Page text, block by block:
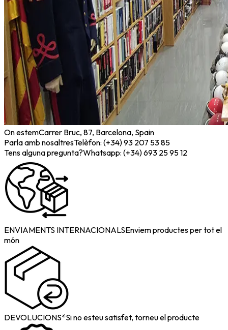
On estemCarrer Bruc, 87, Barcelona, Spain
Parla amb nosaltresTelèfon: (+34) 93 207 53 85
Tens alguna pregunta?Whatsapp: (+34) 693 25 95 12
ENVIAMENTS INTERNACIONALSEnviem productes per tot el
món
DEVOLUCIONS*Si no esteu satisfet, torneu el producte